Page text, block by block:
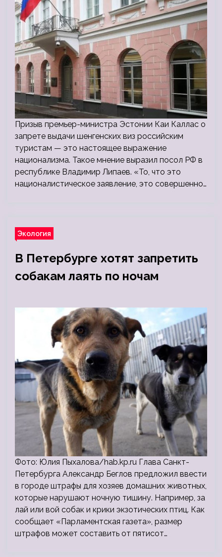
Призыв премьер-министра Эстонии Каи Каллас о
запрете выдачи шенгенских виз российским
туристам — это настоящее выражение
национализма. Такое мнение выразил посол РФ в
республике Владимир Липаев. «То, что это
националистическое заявление, это совершенно…
Экология
В Петербурге хотят запретить
собакам лаять по ночам
Фото: Юлия Пыхалова/hab.kp.ru Глава Санкт-
Петербурга Александр Беглов предложил ввести
в городе штрафы для хозяев домашних животных,
которые нарушают ночную тишину. Например, за
лай или вой собак и крики экзотических птиц. Как
сообщает «Парламентская газета», размер
штрафов может составить от пятисот…